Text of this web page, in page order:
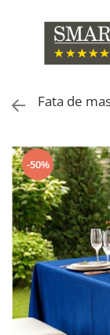
Fata de
-50%